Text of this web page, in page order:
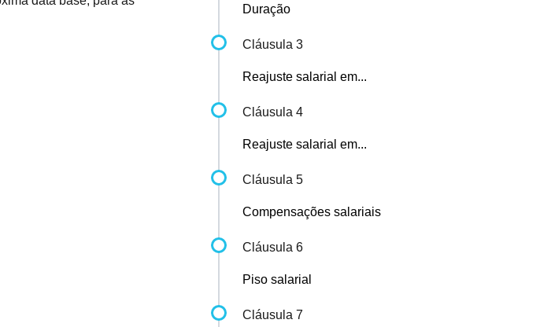
Duração
Cláusula 3
Reajuste salarial em...
Cláusula 4
Reajuste salarial em...
Cláusula 5
Compensações salariais
Cláusula 6
Piso salarial
Cláusula 7